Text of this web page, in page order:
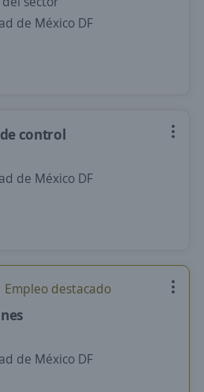
de México DF
control
de México DF
Empleo destacado
de México DF